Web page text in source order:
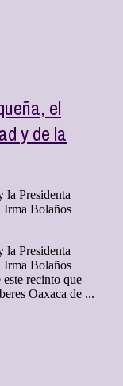
el
y de la
la Presidenta
Irma Bolaños
la Presidenta
Irma Bolaños
recinto que
Oaxaca de ...